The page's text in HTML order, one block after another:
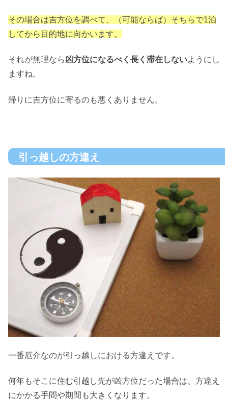
その場合は吉方位を調べて、（可能ならば）そちらで1泊
してから目的地に向かいます。
それが無理なら凶方位になるべく長く滞在しないようにし
ますね。
帰りに吉方位に寄るのも悪くありません。
引っ越しの方違え
一番厄介なのが引っ越しにおける方違えです。
何年もそこに住む引越し先が凶方位だった場合は、方違え
にかかる手間や期間も大きくなります。